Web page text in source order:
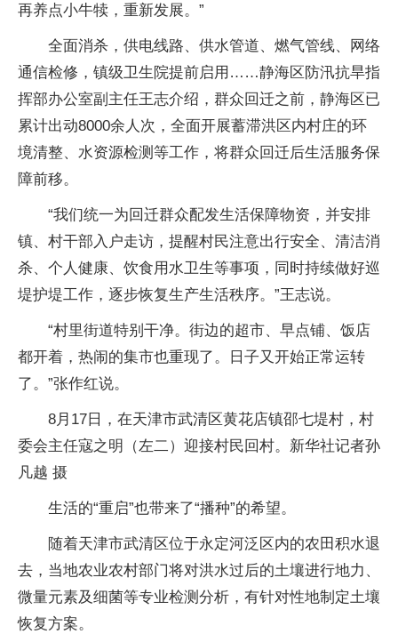
再养点小牛犊，重新发展。”
全面消杀，供电线路、供水管道、燃气管线、网络
通信检修，镇级卫生院提前启用……静海区防汛抗旱指
挥部办公室副主任王志介绍，群众回迁之前，静海区已
累计出动8000余人次，全面开展蓄滞洪区内村庄的环
境清整、水资源检测等工作，将群众回迁后生活服务保
障前移。
“我们统一为回迁群众配发生活保障物资，并安排
镇、村干部入户走访，提醒村民注意出行安全、清洁消
杀、个人健康、饮食用水卫生等事项，同时持续做好巡
堤护堤工作，逐步恢复生产生活秩序。”王志说。
“村里街道特别干净。街边的超市、早点铺、饭店
都开着，热闹的集市也重现了。日子又开始正常运转
了。”张作红说。
8月17日，在天津市武清区黄花店镇邵七堤村，村
委会主任寇之明（左二）迎接村民回村。新华社记者孙
凡越 摄
生活的“重启”也带来了“播种”的希望。
随着天津市武清区位于永定河泛区内的农田积水退
去，当地农业农村部门将对洪水过后的土壤进行地力、
微量元素及细菌等专业检测分析，有针对性地制定土壤
恢复方案。